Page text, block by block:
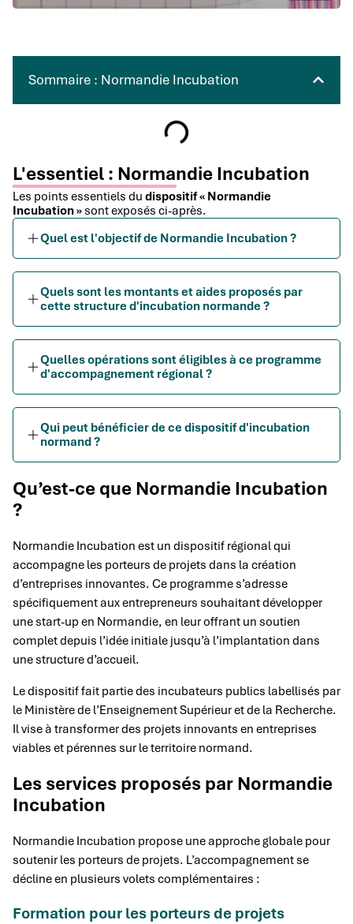
Sommaire : Normandie Incubation
L'essentiel : Normandie Incubation
Les points essentiels du dispositif « Normandie
Incubation » sont exposés ci-après.
Quel est l'objectif de Normandie Incubation ?
Quels sont les montants et aides proposés par
cette structure d'incubation normande ?
Quelles opérations sont éligibles à ce programme
d'accompagnement régional ?
Qui peut bénéficier de ce dispositif d'incubation
normand ?
Qu’est-ce que Normandie Incubation
?
Normandie Incubation est un dispositif régional qui
accompagne les porteurs de projets dans la création
d’entreprises innovantes. Ce programme s’adresse
spécifiquement aux entrepreneurs souhaitant développer
une start-up en Normandie, en leur offrant un soutien
complet depuis l’idée initiale jusqu’à l’implantation dans
une structure d’accueil.
Le dispositif fait partie des incubateurs publics labellisés par
le Ministère de l’Enseignement Supérieur et de la Recherche.
Il vise à transformer des projets innovants en entreprises
viables et pérennes sur le territoire normand.
Les services proposés par Normandie
Incubation
Normandie Incubation propose une approche globale pour
soutenir les porteurs de projets. L’accompagnement se
décline en plusieurs volets complémentaires :
Formation pour les porteurs de projets